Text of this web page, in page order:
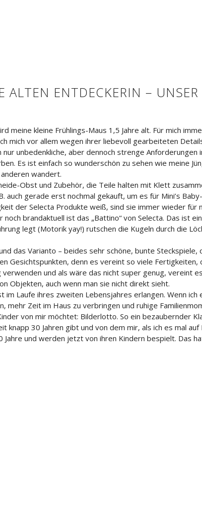
ENTDECKERIN –
kleine Frühlings-Maus 1,5 Jahre alt. Für mich
mich vor allem wegen ihrer liebevoll gearbeiteten
unbedenkliche, aber dennoch strenge
Es ist einfach so wunderschön zu sehen wie meine
wandert.
Obst und Zubehör, die Teile halten mit Klett
auch gerade erst nochmal gekauft, um es für Mini’s
der Selecta Produkte weiß, sind sie immer wieder
brandaktuell ist das „Battino“ von Selecta. Das ist
legt (Motorik yay!) rutschen die Kugeln durch die
das Varianto – beides sehr schöne, bunte
Gesichtspunkten, denn es vereint so viele
und als wäre das nicht super genug,
Objekten, auch wenn man sie nicht direkt sieht.
Laufe ihres zweiten Lebensjahres erlangen. Wenn
mehr Zeit im Haus zu verbringen und ruhige
von mir möchtet: Bilderlotto. So ein bezaubernder
knapp 30 Jahren gibt und von dem mir, als ich es mal
und werden jetzt von ihren Kindern bespielt. Das